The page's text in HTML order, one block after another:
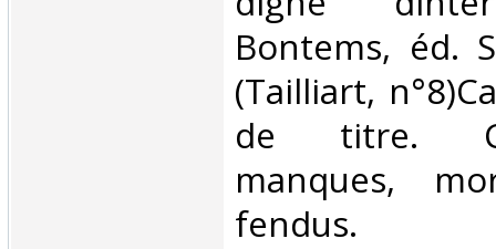
Bontems, éd.
(Tailliart,
de titre.
manques,
fendus. ‎